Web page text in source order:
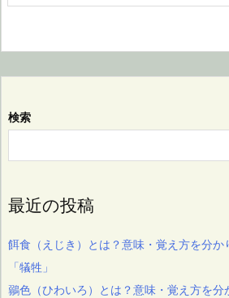
検索
最近の投稿
餌食（えじき）とは？意味・覚え方を分か
「犠牲」
鶸色（ひわいろ）とは？意味・覚え方を分